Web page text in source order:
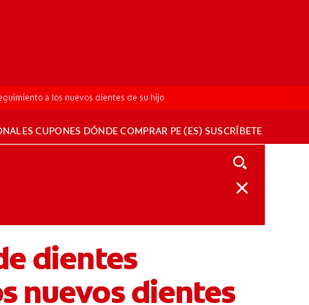
CUPONES DÓNDE COMPRAR PE (ES) SUSCRÍBETE
a los nuevos dientes de su hijo
dientes
nuevos dientes